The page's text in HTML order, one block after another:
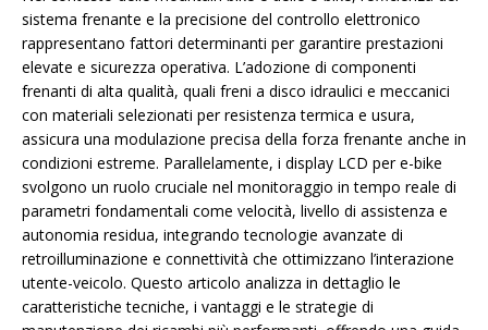
sistema frenante e la precisione del controllo elettronico
rappresentano fattori determinanti per garantire prestazioni
elevate e sicurezza operativa. L’adozione di componenti
frenanti di alta qualità, quali freni a disco idraulici e meccanici
con materiali selezionati per resistenza termica e usura,
assicura una modulazione precisa della forza frenante anche in
condizioni estreme. Parallelamente, i display LCD per e-bike
svolgono un ruolo cruciale nel monitoraggio in tempo reale di
parametri fondamentali come velocità, livello di assistenza e
autonomia residua, integrando tecnologie avanzate di
retroilluminazione e connettività che ottimizzano l’interazione
utente-veicolo. Questo articolo analizza in dettaglio le
caratteristiche tecniche, i vantaggi e le strategie di